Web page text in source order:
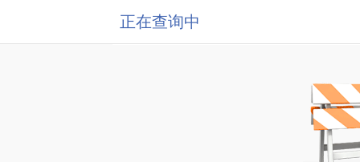
正在查询中